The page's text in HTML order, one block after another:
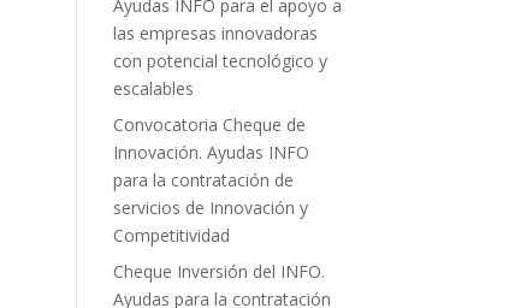
Ayudas INFO para el apoyo a
las empresas innovadoras
con potencial tecnológico y
escalables
Convocatoria Cheque de
Innovación. Ayudas INFO
para la contratación de
servicios de Innovación y
Competitividad
Cheque Inversión del INFO.
Ayudas para la contratación